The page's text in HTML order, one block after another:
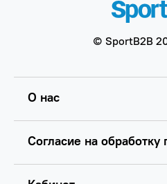
© SportB2B
О нас
Согласие на